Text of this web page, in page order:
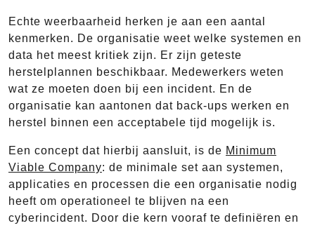
Echte weerbaarheid herken je aan een aantal
kenmerken. De organisatie weet welke systemen en
data het meest kritiek zijn. Er zijn geteste
herstelplannen beschikbaar. Medewerkers weten
wat ze moeten doen bij een incident. En de
organisatie kan aantonen dat back-ups werken en
herstel binnen een acceptabele tijd mogelijk is.
Een concept dat hierbij aansluit, is de Minimum
Viable Company: de minimale set aan systemen,
applicaties en processen die een organisatie nodig
heeft om operationeel te blijven na een
cyberincident. Door die kern vooraf te definiëren en